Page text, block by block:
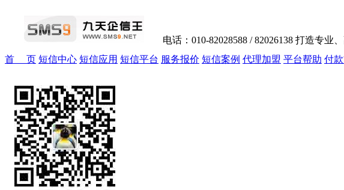
电话：010-82028588 / 82026138 打造专业
首 页 短信中心 短信应用 短信平台 服务报价 短信案例 代理加盟 平台帮助 付